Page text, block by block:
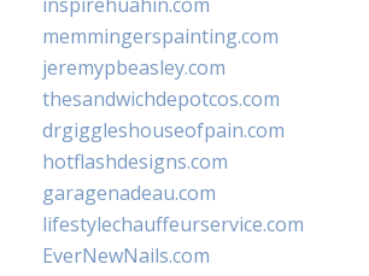
memmingerspainting.com
jeremypbeasley.com
thesandwichdepotcos.com
drgiggleshouseofpain.com
hotflashdesigns.com
garagenadeau.com
lifestylechauffeurservice.com
EverNewNails.com